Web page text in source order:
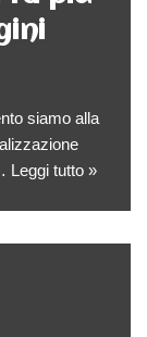
siamo alla
Leggi tutto »